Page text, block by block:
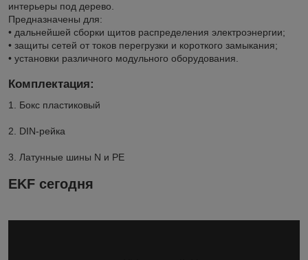
интерьеры под дерево.
Предназначены для:
• дальнейшей сборки щитов распределения электроэнергии;
• защиты сетей от токов перегрузки и короткого замыкания;
• установки различного модульного оборудования.
Комплектация:
1. Бокс пластиковый
2. DIN-рейка
3. Латунные шины N и PE
EKF сегодня